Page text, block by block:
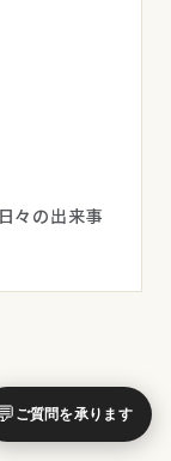
々の出来事
ご質問を承ります